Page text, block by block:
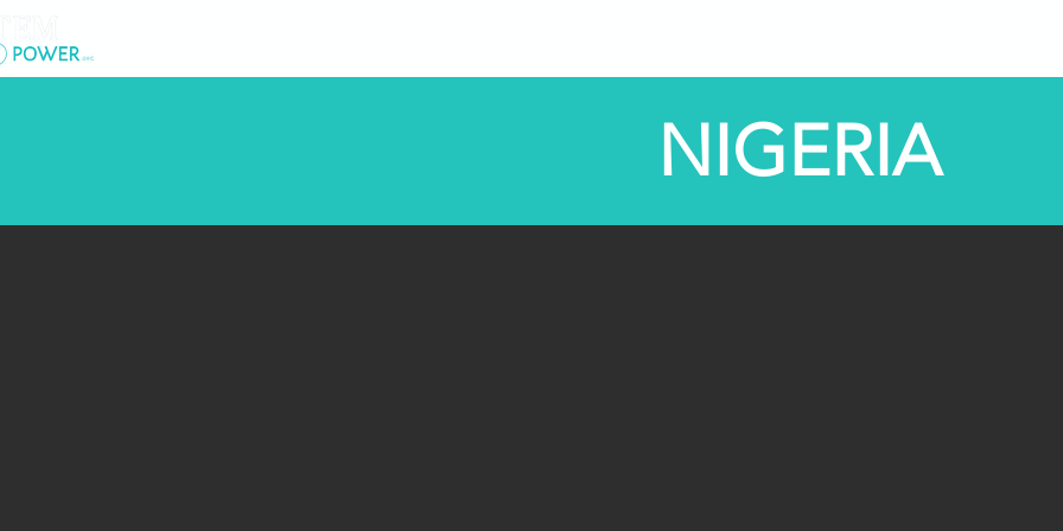
NIGERIA